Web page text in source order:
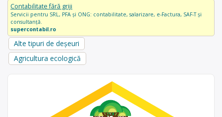
Contabilitate fără griji
Servicii pentru SRL, PFA și ONG: contabilitate, salarizare, e-Factura, SAF-T și
consultanță.
supercontabil.ro
Alte tipuri de deșeuri
Agricultura ecologică